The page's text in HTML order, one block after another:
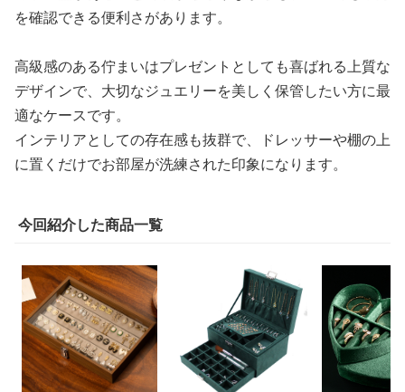
を確認できる便利さがあります。
高級感のある佇まいはプレゼントとしても喜ばれる上質な
デザインで、大切なジュエリーを美しく保管したい方に最
適なケースです。
インテリアとしての存在感も抜群で、ドレッサーや棚の上
に置くだけでお部屋が洗練された印象になります。
今回紹介した商品一覧